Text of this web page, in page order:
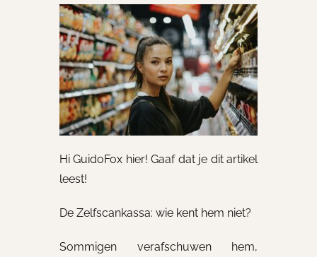
Hi GuidoFox hier! Gaaf dat je dit artikel
leest!
De Zelfscankassa: wie kent hem niet?
Sommigen verafschuwen hem,